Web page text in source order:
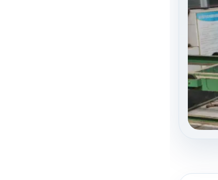
P3: ¿Las
Sí, las
con el
P4: ¿Dónde
Las
proyectos